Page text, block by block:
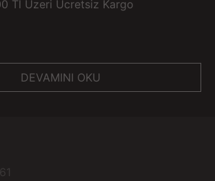
Tl Üzeri Ücretsiz Kargo
DEVAMINI OKU